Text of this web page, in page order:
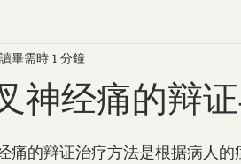
神经痛的辩
讀畢需時 1 分鐘
叉神经痛的辩证治疗方法是根据病